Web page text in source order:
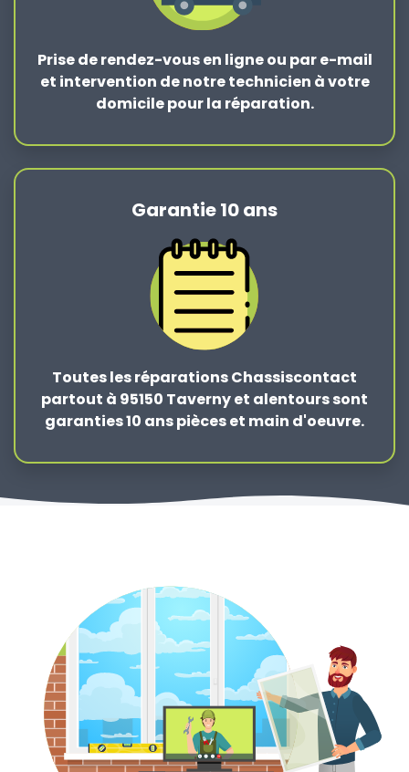
Prise de rendez-vous en ligne ou par e-mail
et intervention de notre technicien à votre
domicile pour la réparation.
Garantie 10 ans
Toutes les réparations Chassiscontact
partout à 95150 Taverny et alentours sont
garanties 10 ans pièces et main d'oeuvre.